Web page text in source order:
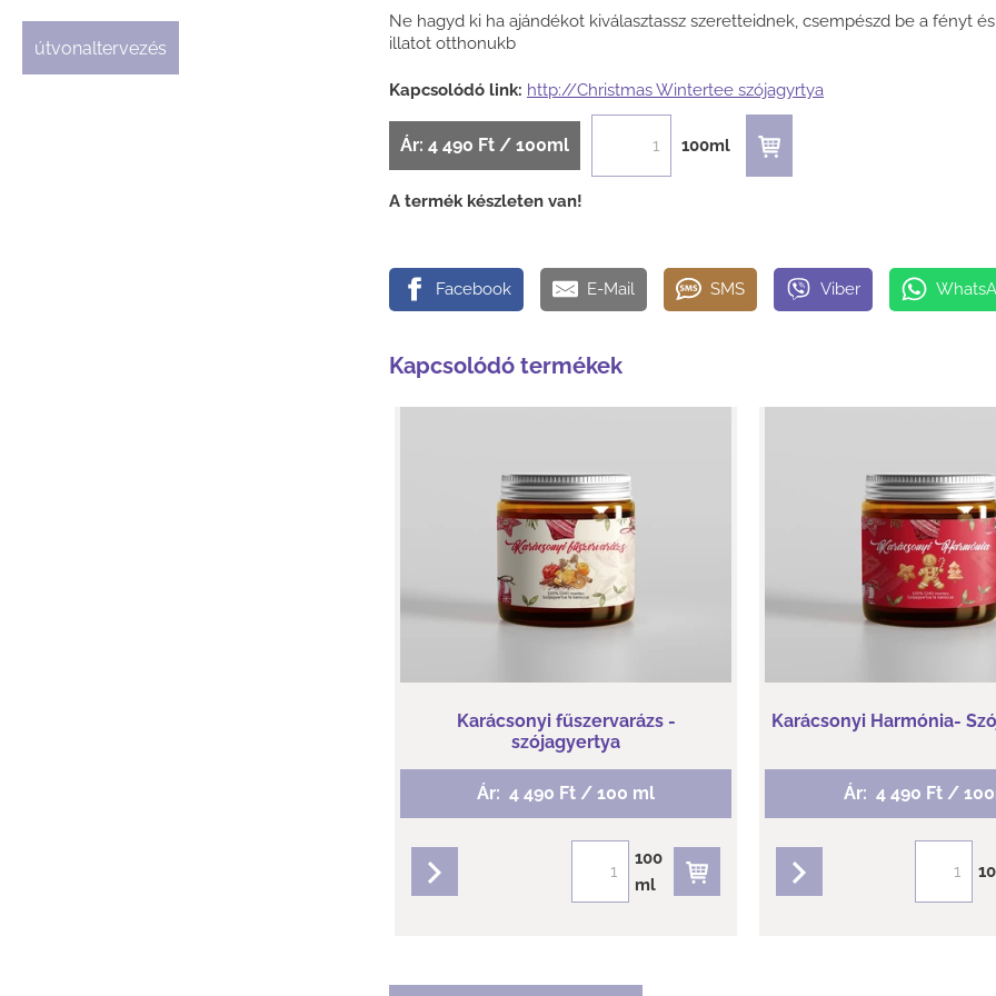
útvonaltervezés
Ár: 4 490 Ft / 100ml 100ml
A termék készleten van!
Ne hagyd ki ha ajándékot kiválasztassz szeretteidnek, csempészd be a fényt
illatot otthonukb
Kapcsolódó link: http://Christmas Wintertee szójagyrtya
Facebook E-Mail SMS Viber
Kapcsolódó termékek
Illatjegyek: Édes narancs, fahéj, alma
Karácsonyi fűszervarázs -
szójagyertya
Ár: 4 490 Ft / 100 ml
100
ml
Illatjegyek: Citromhéj, Édes
rúd, fahéj levél, szerecsendió,
részletek
Karácsonyi Harmónia-
Ár: 4 490 Ft /